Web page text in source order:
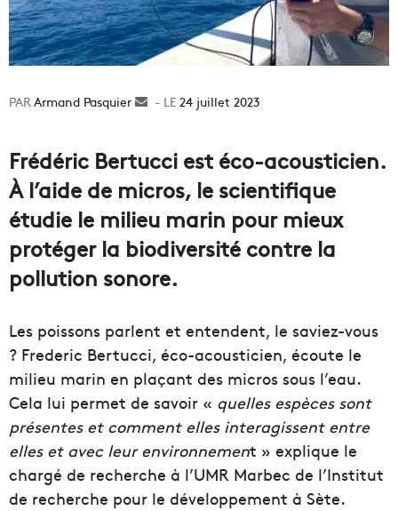
Armand Pasquier
Envoyer24 juillet 2023
Frédéric Bertucci est éco-acousticien.
À l’aide de micros, le scientifique
étudie le milieu marin pour mieux
protéger la biodiversité contre la
pollution sonore.
Les poissons parlent et entendent, le saviez-vous
? Frederic Bertucci, éco-acousticien, écoute le
milieu marin en plaçant des micros sous l’eau.
Cela lui permet de savoir « quelles espèces sont
présentes et comment elles interagissent entre
elles et avec leur environnement » explique le
chargé de recherche à l’UMR Marbec de l’Institut
de recherche pour le développement à Sète.